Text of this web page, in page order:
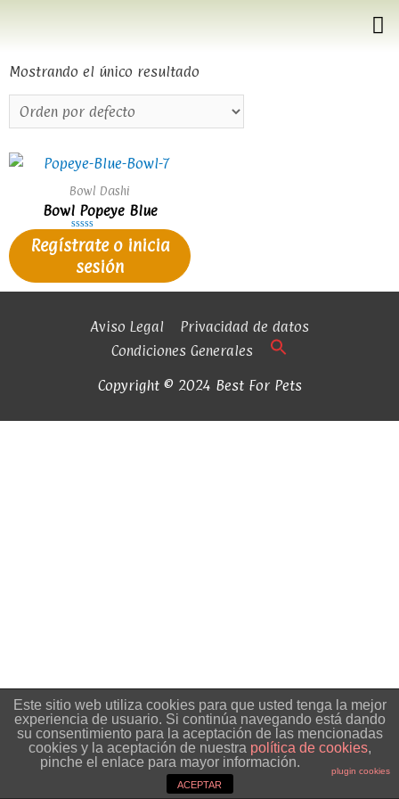
Mostrando el único resultado
Bowl Dashi
Bowl Popeye Blue
Valorado
en
de
Regístrate o inicia
sesión
Aviso Legal
Privacidad de datos
Condiciones Generales
Copyright © 2024 Best For Pets
Este sitio web utiliza cookies para que usted tenga la mejor
experiencia de usuario. Si continúa navegando está dando
su consentimiento para la aceptación de las mencionadas
cookies y la aceptación de nuestra política de cookies,
pinche el enlace para mayor información.
plugin cookies
ACEPTAR